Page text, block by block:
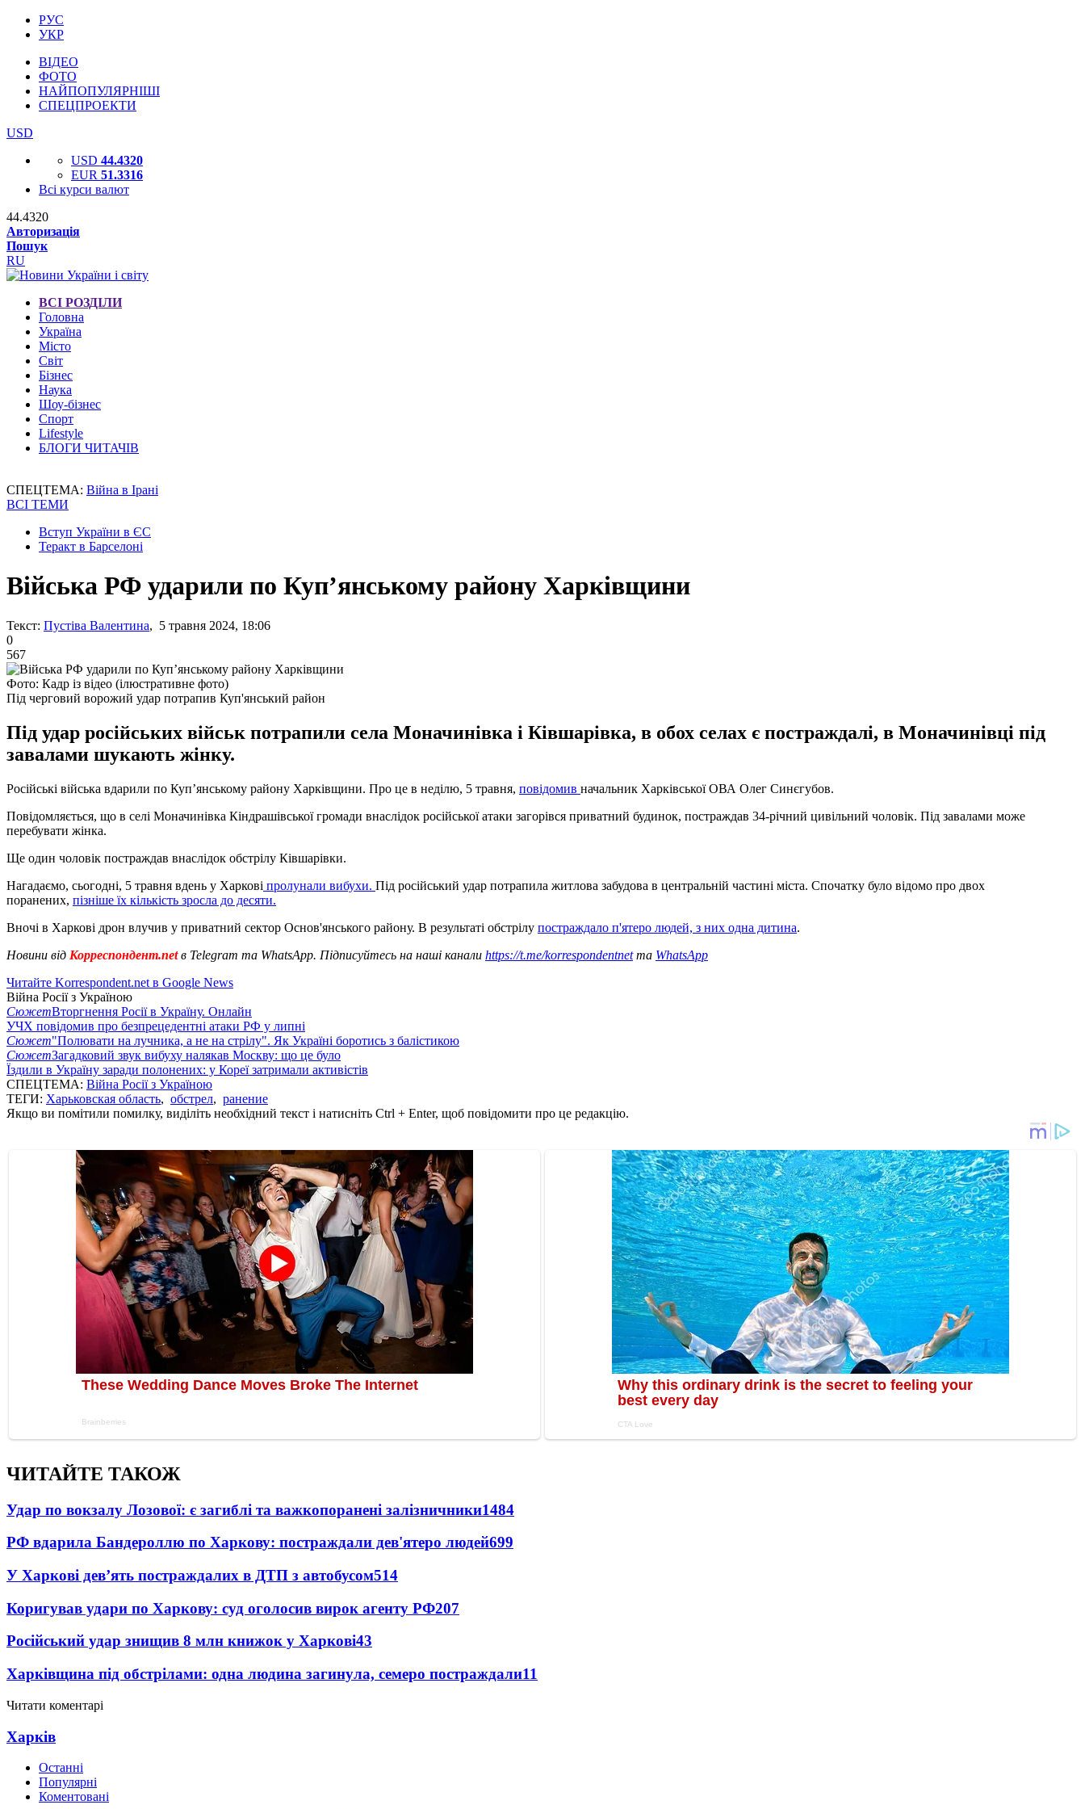
РУС
УКР
ВІДЕО
ФОТО
НАЙПОПУЛЯРНІШІ
СПЕЦПРОЕКТИ
USD
USD 44.4320
EUR 51.3316
Всі курси валют
44.4320
Авторизація
Пошук
RU
ВСІ РОЗДІЛИ
Головна
Україна
Місто
Світ
Бізнес
Наука
Шоу-бізнес
Спорт
Lifestyle
БЛОГИ ЧИТАЧІВ
СПЕЦТЕМА: Війна в Ірані
ВСІ ТЕМИ
Вступ України в ЄС
Теракт в Барселоні
Війська РФ ударили по Купʼянському району Харківщини
Текст: Пустіва Валентина, 5 травня 2024, 18:06
0
567
Фото: Кадр із відео (ілюстративне фото)
Під черговий ворожий удар потрапив Куп'янський район
Під удар російських військ потрапили села Моначинівка і Ківшарівка, в обох селах є постраждалі, в Моначинівці під
завалами шукають жінку.
Російські війська вдарили по Купʼянському району Харківщини. Про це в неділю, 5 травня, повідомив начальник Харківської ОВА Олег Синєгубов.
Повідомляється, що в селі Моначинівка Кіндрашівської громади внаслідок російської атаки загорівся приватний будинок, постраждав 34-річний цивільний чоловік. Під завалами може
перебувати жінка.
Ще один чоловік постраждав внаслідок обстрілу Ківшарівки.
Нагадаємо, сьогодні, 5 травня вдень у Харкові пролунали вибухи. Під російський удар потрапила житлова забудова в центральній частині міста. Спочатку було відомо про двох
поранених, пізніше їх кількість зросла до десяти.
Вночі в Харкові дрон влучив у приватний сектор Основ'янського району. В результаті обстрілу постраждало п'ятеро людей, з них одна дитина.
Новини від Корреспондент.netв Telegram та WhatsApp. Підписуйтесь на наші канали https://t.me/korrespondentnetта WhatsApp
Читайте Korrespondent.net в Google News
Війна Росії з Україною
СюжетВторгнення Росії в Україну. Онлайн
УЧХ повідомив про безпрецедентні атаки РФ у липні
Сюжет"Полювати на лучника, а не на стрілу". Як Україні боротись з балістикою
СюжетЗагадковий звук вибуху налякав Москву: що це було
Їздили в Україну заради полонених: у Кореї затримали активістів
СПЕЦТЕМА: Війна Росії з Україною
ТЕГИ: Харьковская область, обстрел, ранение
Якщо ви помітили помилку, виділіть необхідний текст і натисніть Ctrl + Enter, щоб повідомити про це редакцію.
ЧИТАЙТЕ ТАКОЖ
Удар по вокзалу Лозової: є загиблі та важкопоранені залізничники1484
РФ вдарила Бандероллю по Харкову: постраждали дев'ятеро людей699
У Харкові дев’ять постраждалих в ДТП з автобусом514
Коригував удари по Харкову: суд оголосив вирок агенту РФ207
Російський удар знищив 8 млн книжок у Харкові43
Харківщина під обстрілами: одна людина загинула, семеро постраждали11
Читати коментарі
Харків
Останні
Популярні
Коментовані